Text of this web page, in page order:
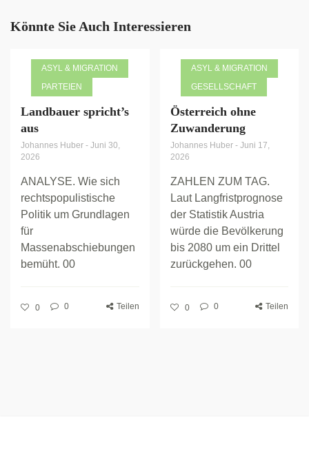
Könnte Sie Auch Interessieren
ASYL & MIGRATION
PARTEIEN
Landbauer spricht’s
aus
Johannes Huber - Juni 30,
2026
ANALYSE. Wie sich
rechtspopulistische
Politik um Grundlagen
für
Massenabschiebungen
bemüht. 00
0 0 Teilen
ASYL & MIGRATION
GESELLSCHAFT
Österreich ohne
Zuwanderung
Johannes Huber - Juni 17,
2026
ZAHLEN ZUM TAG.
Laut Langfristprognose
der Statistik Austria
würde die Bevölkerung
bis 2080 um ein Drittel
zurückgehen. 00
0 0 Teilen